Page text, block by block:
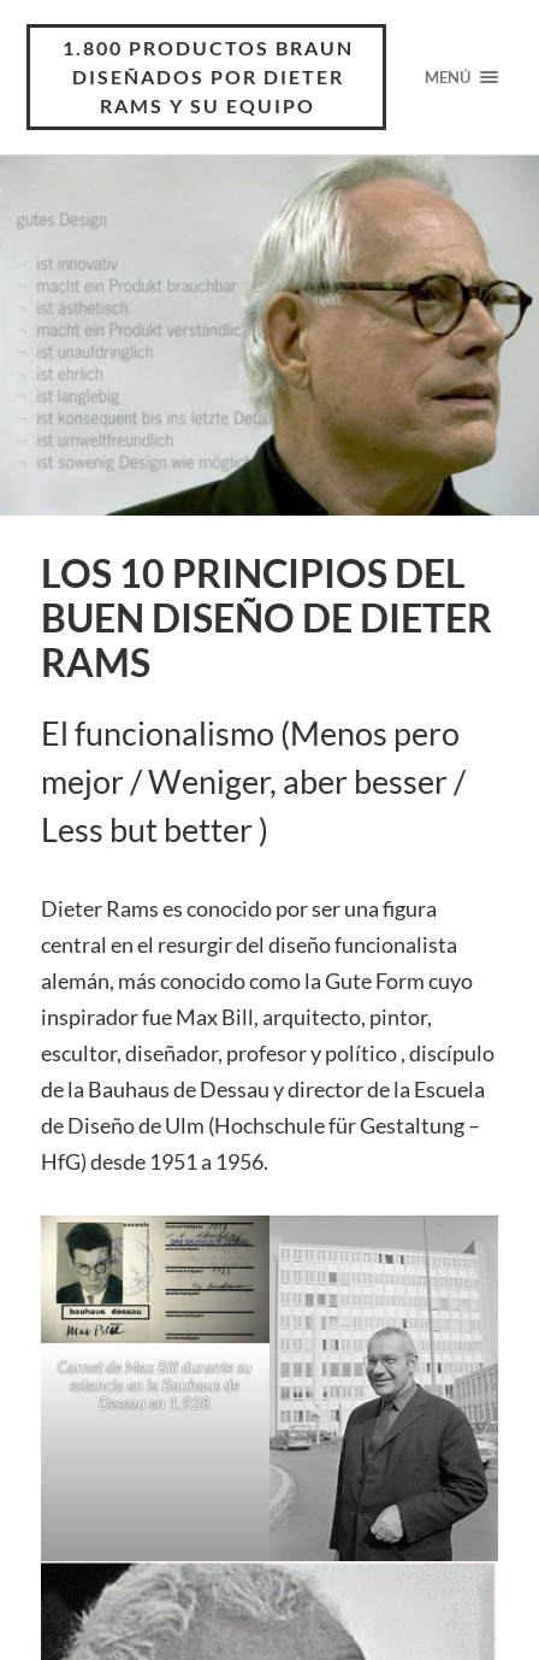
1.800 PRODUCTOS BRAUN
DISEÑADOS POR DIETER
RAMS Y SU EQUIPO
MENÚ
LOS 10 PRINCIPIOS DEL
BUEN DISEÑO DE DIETER
RAMS
El funcionalismo (Menos pero
mejor / Weniger, aber besser /
Less but better )
Dieter Rams es conocido por ser una figura
central en el resurgir del diseño funcionalista
alemán, más conocido como la Gute Form cuyo
inspirador fue Max Bill, arquitecto, pintor,
escultor, diseñador, profesor y político , discípulo
de la Bauhaus de Dessau y director de la Escuela
de Diseño de Ulm (Hochschule für Gestaltung –
HfG) desde 1951 a 1956.
Carnet de Max Bill durante su
estancia en la Bauhaus de
Dessau en 1.928